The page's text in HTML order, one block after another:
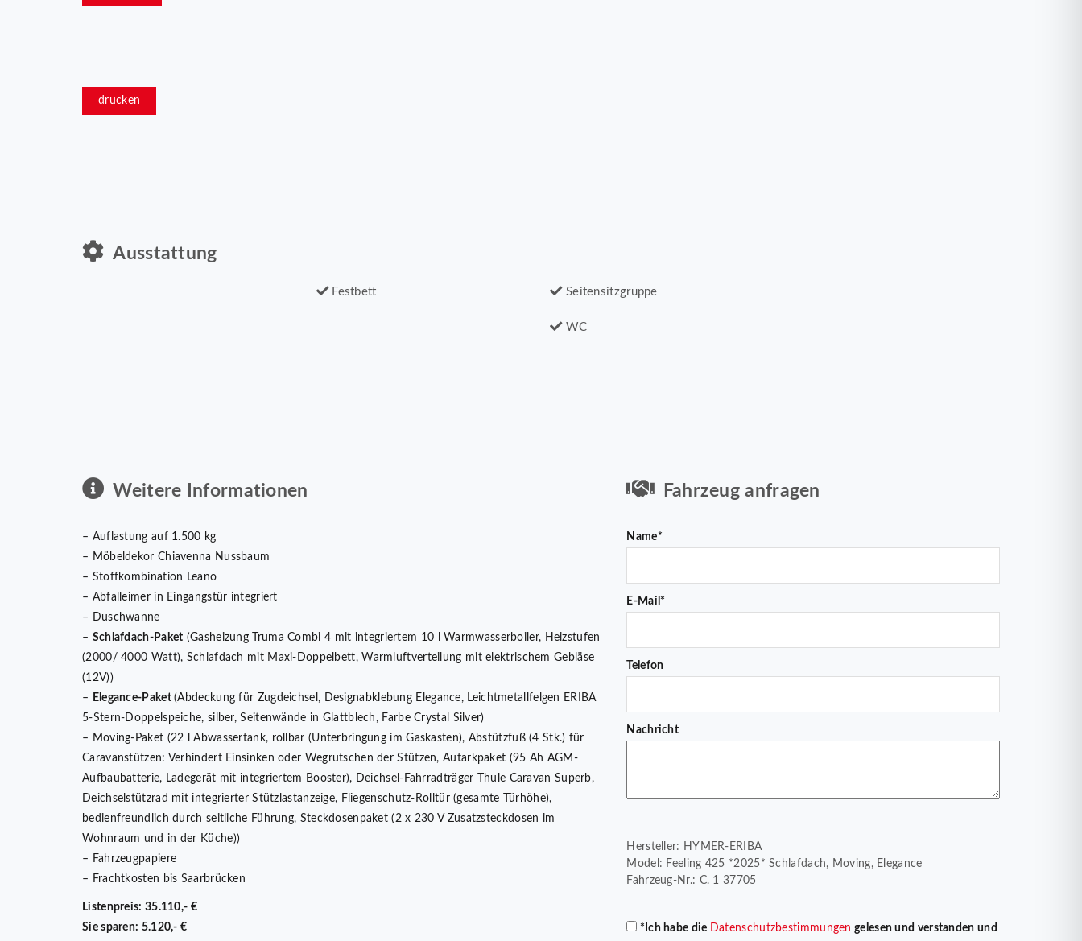
drucken
Ausstattung
Festbett Seitensitzgruppe
WC
Weitere Informationen
– Auflastung auf 1.500 kg
– Möbeldekor Chiavenna Nussbaum
– Stoffkombination Leano
– Abfalleimer in Eingangstür integriert
– Duschwanne
– Schlafdach-Paket (Gasheizung Truma Combi 4 mit integriertem 10 l Warmwasserboiler, Heizstufen
(2000/ 4000 Watt), Schlafdach mit Maxi-Doppelbett, Warmluftverteilung mit elektrischem Gebläse
(12V))
–
Elegance-Paket(Abdeckung für Zugdeichsel, Designabklebung Elegance, Leichtmetallfelgen ERIBA
5-Stern-Doppelspeiche, silber, Seitenwände in Glattblech, Farbe Crystal Silver)
– Moving-Paket (22 l Abwassertank, rollbar (Unterbringung im Gaskasten), Abstützfuß (4 Stk.) für
Caravanstützen: Verhindert Einsinken oder Wegrutschen der Stützen, Autarkpaket (95 Ah AGM-
Aufbaubatterie, Ladegerät mit integriertem Booster), Deichsel-Fahrradträger Thule Caravan Superb,
Deichselstützrad mit integrierter Stützlastanzeige, Fliegenschutz-Rolltür (gesamte Türhöhe),
bedienfreundlich durch seitliche Führung, Steckdosenpaket (2 x 230 V Zusatzsteckdosen im
Wohnraum und in der Küche))
– Fahrzeugpapiere
– Frachtkosten bis Saarbrücken
Listenpreis: 35.110,- €
Sie sparen: 5.120,- €
Fahrzeug anfragen
Name*
E-Mail*
Telefon
Nachricht
Hersteller: HYMER-ERIBA
Model: Feeling 425 *2025* Schlafdach, Moving, Elegance
Fahrzeug-Nr.: C. 1 37705
*Ich habe die Datenschutzbestimmungen gelesen und verstanden und